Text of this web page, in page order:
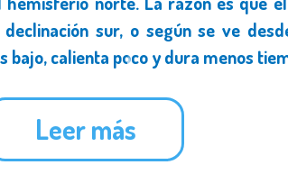
sur, o según se ve
bajo, calienta poco y dura menos
Leer más